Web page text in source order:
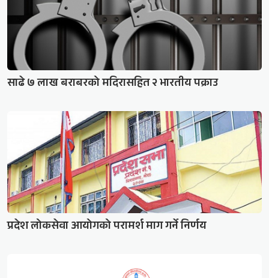
साढे ७ लाख बराबरको मदिरासहित २ भारतीय पक्राउ
प्रदेश लोकसेवा आयोगको परामर्श माग गर्ने निर्णय